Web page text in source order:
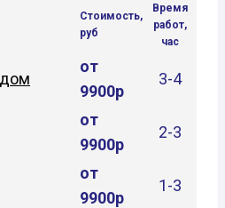
Стоимость,
руб
Время
работ,
час
от
9900р
3-4
от
9900р
2-3
от
9900р
1-3